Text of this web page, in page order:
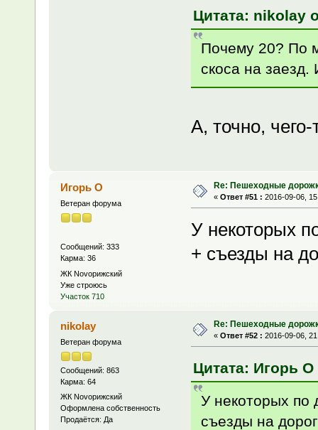
Цитата: nikolay
Почему 20? По
скоса на заезд.
А, точно,
Игорь О
Ветеран форума
Сообщений: 333
Карма: 36
ЖК Novoрижский
Уже строюсь
Участок 710
Re: Пешеходные
« Ответ #51 : 2016-09-06,
У некоторых
+ съезды на
nikolay
Ветеран форума
Сообщений: 863
Карма: 64
ЖК Novoрижский
Оформлена собственность
Продаётся: Да
Re: Пешеходные
« Ответ #52 : 2016-09-06,
Цитата: Игорь О
У некоторых по
съезды на